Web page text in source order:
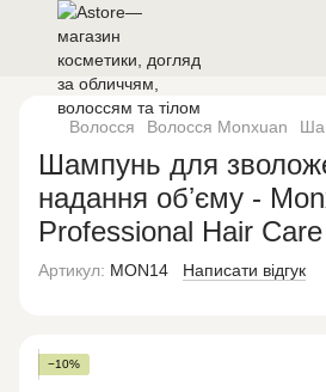
Волосся Волосся Monxuan
Шампунь для
надання обʼєму -
Professional Hair
Артикул: MON14 Написати відгук
−10%